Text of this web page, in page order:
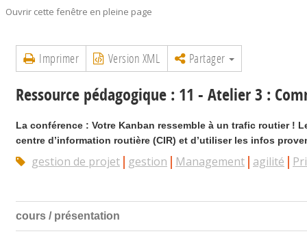
Ouvrir cette fenêtre en pleine page
Imprimer Version XML Partager
Ressource pédagogique : 11 - Atelier 3 :
La conférence : Votre Kanban ressemble à un trafic routier !
centre d’information routière (CIR) et d’utiliser les infos
gestion de projet gestion Management agilité
cours / présentation